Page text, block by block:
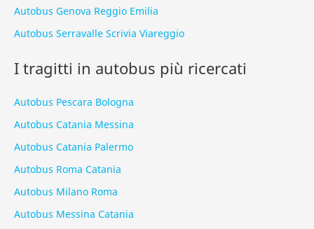
Autobus Genova Reggio Emilia
Autobus Serravalle Scrivia Viareggio
I tragitti in autobus più ricercati
Autobus Pescara Bologna
Autobus Catania Messina
Autobus Catania Palermo
Autobus Roma Catania
Autobus Milano Roma
Autobus Messina Catania